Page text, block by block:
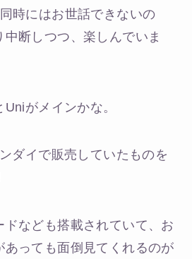
時にはお世話できないの
断しつつ、楽しんでいま
がメインかな。
ダイで販売していたものを
なども搭載されていて、お
あっても面倒見てくれるのが